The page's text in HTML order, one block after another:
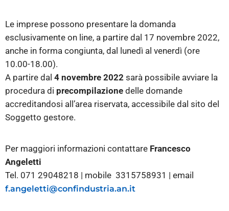
Le imprese possono presentare la domanda
esclusivamente on line, a partire dal 17 novembre 2022,
anche in forma congiunta, dal lunedì al venerdì (ore
10.00-18.00).
A partire dal 4 novembre 2022 sarà possibile avviare la
procedura di precompilazione delle domande
accreditandosi all’area riservata, accessibile dal sito del
Soggetto gestore.
Per maggiori informazioni contattare Francesco
Angeletti
Tel. 071 29048218 | mobile 3315758931 | email
f.angeletti@confindustria.an.it